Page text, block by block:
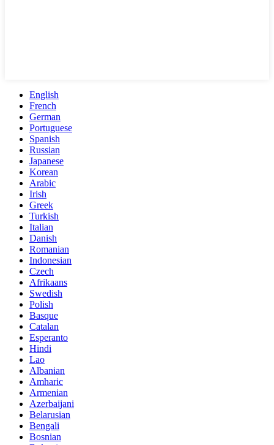
English
French
German
Portuguese
Spanish
Russian
Japanese
Korean
Arabic
Irish
Greek
Turkish
Italian
Danish
Romanian
Indonesian
Czech
Afrikaans
Swedish
Polish
Basque
Catalan
Esperanto
Hindi
Lao
Albanian
Amharic
Armenian
Azerbaijani
Belarusian
Bengali
Bosnian